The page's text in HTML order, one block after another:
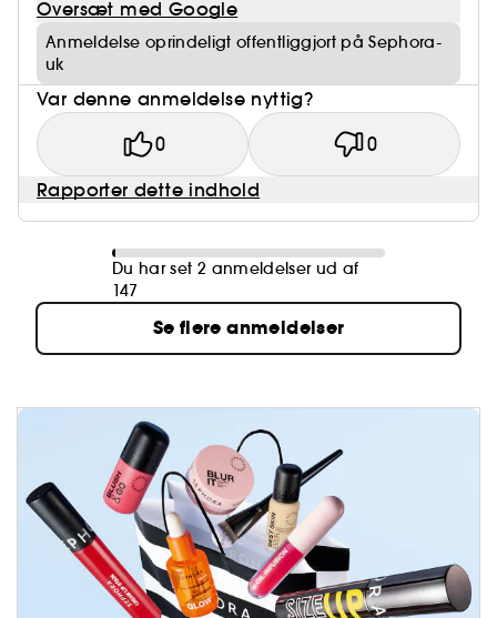
Oversæt med Google
Anmeldelse oprindeligt offentliggjort på Sephora-
uk
Var denne anmeldelse nyttig?
0 0
Rapporter dette indhold
Du har set 2 anmeldelser ud af
147
Se flere anmeldelser